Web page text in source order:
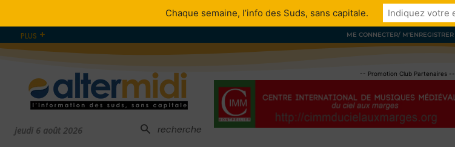
PLUS ME CONNECTER/ M'ENREGISTRER
jeudi 6 août 2026 recherche
-- Promotion Club Partenaires --
Chaque semaine, l’info des Suds, sans capitale.